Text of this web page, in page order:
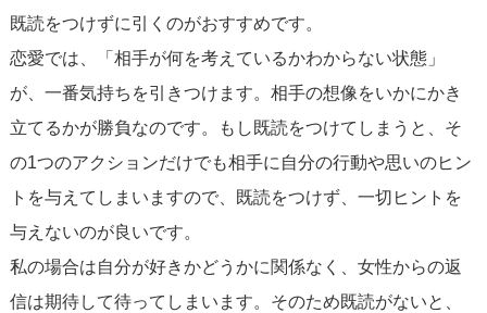
既読をつけずに引くのがおすすめです。
恋愛では、「相手が何を考えているかわからない状態」
が、一番気持ちを引きつけます。相手の想像をいかにかき
立てるかが勝負なのです。もし既読をつけてしまうと、そ
の1つのアクションだけでも相手に自分の行動や思いのヒン
トを与えてしまいますので、既読をつけず、一切ヒントを
与えないのが良いです。
私の場合は自分が好きかどうかに関係なく、女性からの返
信は期待して待ってしまいます。そのため既読がないと、